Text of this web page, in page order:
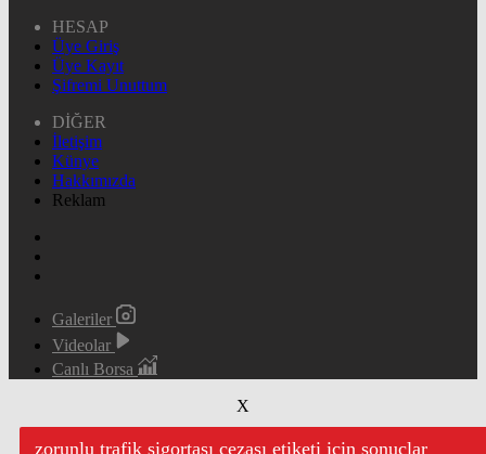
HESAP
Üye Giriş
Üye Kayıt
Şifremi Unuttum
DİĞER
İletişim
Künye
Hakkımızda
Reklam
Galeriler
Videolar
Canlı Borsa
X
zorunlu trafik sigortası cezası etiketi için sonuçlar